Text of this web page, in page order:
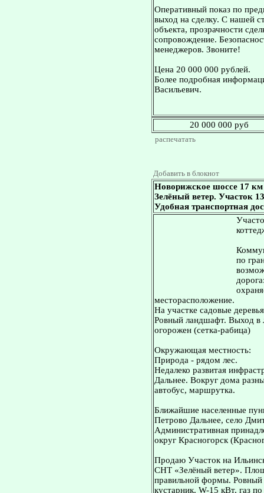
Оперативный показ по
выход на сделку. С нашей
объекта, прозрачности
сопровождение.
менеджеров. Звоните!
Цена 20 000 000 рублей.
Более подробная
Васильевич.
20 000 000 руб
распечатать
Добавить в блокнот
Новорижское шоссе 17
Зелёный ветер. Участок
Удобная транспортная
по
месторасположение.
На участке садовые
Ровный ландшафт. Выход в
огорожен (сетка-рабица)
Окружающая местность:
Природа - рядом лес.
Недалеко развитая
Дальнее. Вокруг дома
автобус, маршрутка.
Ближайшие населенные
Петрово Дальнее, село
Административная
округ Красногорск
Продаю Участок на
СНТ «Зелёный ветер».
правильной формы. Ровный
кустарник. W-15 кВт, газ